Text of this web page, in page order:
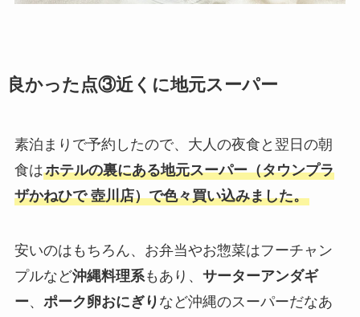
良かった点③近くに地元スーパー
素泊まりで予約したので、大人の夜食と翌日の朝
食はホテルの裏にある地元スーパー（タウンプラ
ザかねひで 壺川店）で色々買い込みました。
安いのはもちろん、お弁当やお惣菜はフーチャン
プルなど沖縄料理系もあり、 サーターアンダギ
ー、 ポーク卵おにぎり など沖縄のスーパーだなあ